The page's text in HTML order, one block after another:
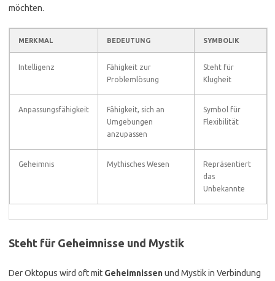
möchten.
MERKMAL BEDEUTUNG SYMBOLIK
Intelligenz
Fähigkeit zur
Problemlösung
Steht für
Klugheit
Anpassungsfähigkeit
Fähigkeit, sich an
Umgebungen
anzupassen
Symbol für
Flexibilität
Geheimnis Mythisches Wesen
Repräsentiert
das
Unbekannte
Steht für Geheimnisse und Mystik
Der Oktopus wird oft mit Geheimnissenund Mystik in Verbindung